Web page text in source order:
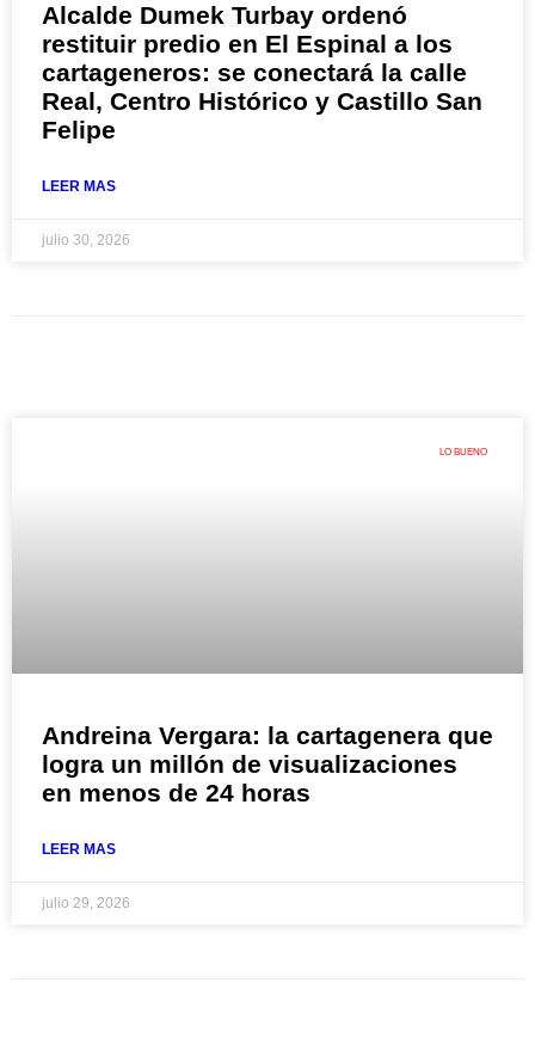
Alcalde Dumek Turbay ordenó
restituir predio en El Espinal a los
cartageneros: se conectará la calle
Real, Centro Histórico y Castillo San
Felipe
LEER MAS
julio 30, 2026
LO BUENO
Andreina Vergara: la cartagenera que
logra un millón de visualizaciones
en menos de 24 horas
LEER MAS
julio 29, 2026